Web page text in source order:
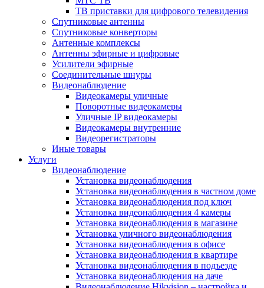
ТВ приставки для цифрового телевидения
Спутниковые антенны
Спутниковые конверторы
Антенные комплексы
Антенны эфирные и цифровые
Усилители эфирные
Соединительные шнуры
Видеонаблюдение
Видеокамеры уличные
Поворотные видеокамеры
Уличные IP видеокамеры
Видеокамеры внутренние
Видеорегистраторы
Иные товары
Услуги
Видеонаблюдение
Установка видеонаблюдения
Установка видеонаблюдения в частном доме
Установка видеонаблюдения под ключ
Установка видеонаблюдения 4 камеры
Установка видеонаблюдения в магазине
Установка уличного видеонаблюдения
Установка видеонаблюдения в офисе
Установка видеонаблюдения в квартире
Установка видеонаблюдения в подъезде
Установка видеонаблюдения на даче